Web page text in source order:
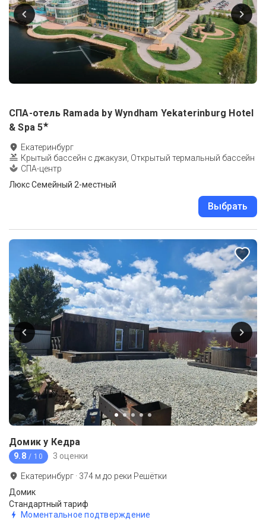
СПА-отель Ramada by Wyndham Yekaterinburg Hotel
& Spa 5★
Екатеринбург
Крытый бассейн с джакузи, Открытый термальный бассейн
СПА-центр
Люкс Семейный 2-местный
Выбрать
Домик у Кедра
9.8 / 10 3 оценки
Екатеринбург · 374 м до реки Решётки
Домик
Стандартный тариф
Моментальное подтверждение